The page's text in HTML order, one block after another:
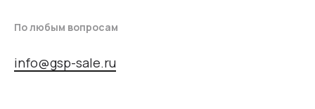
По любым вопросам
info@gsp-sale.ru